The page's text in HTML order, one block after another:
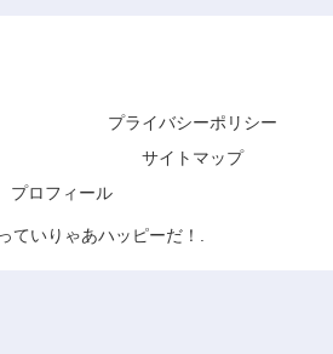
プライバシーポリシー
サイトマップ
プロフィール
ていりゃあハッピーだ！.